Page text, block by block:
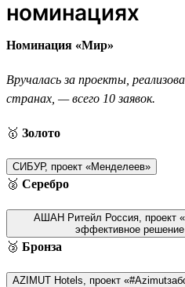
номинациях
Номинация «Мир»
Вручалась за проекты,
странах, — всего 10 заявок.
🥇 Золото
СИБУР, проект «Менделеев»
🥈 Серебро
АШАН Ритейл Россия, проект
эффективное
🥉 Бронза
AZIMUT Hotels, проект